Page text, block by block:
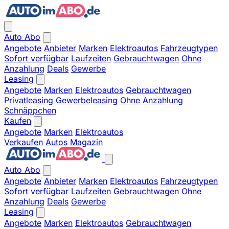
Auto Abo
Angebote Anbieter Marken Elektroautos Fahrzeugtypen
Sofort verfügbar Laufzeiten Gebrauchtwagen Ohne
Anzahlung Deals Gewerbe
Leasing
Angebote Marken Elektroautos Gebrauchtwagen
Privatleasing Gewerbeleasing Ohne Anzahlung
Schnäppchen
Kaufen
Angebote Marken Elektroautos
Verkaufen Autos Magazin
Auto Abo
Angebote Anbieter Marken Elektroautos Fahrzeugtypen
Sofort verfügbar Laufzeiten Gebrauchtwagen Ohne
Anzahlung Deals Gewerbe
Leasing
Angebote Marken Elektroautos Gebrauchtwagen